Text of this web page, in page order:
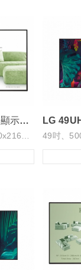
LG 43UM5N-H商用顯示器24/7